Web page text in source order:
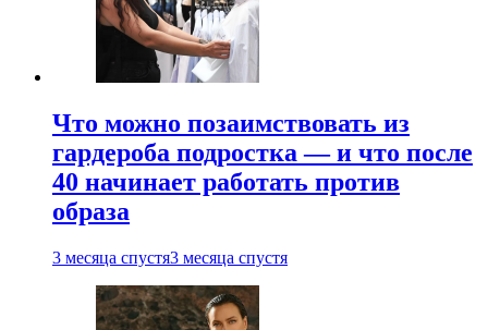
Что можно позаимствовать из
гардероба подростка — и что после
40 начинает работать против
образа
3 месяца спустя3 месяца спустя